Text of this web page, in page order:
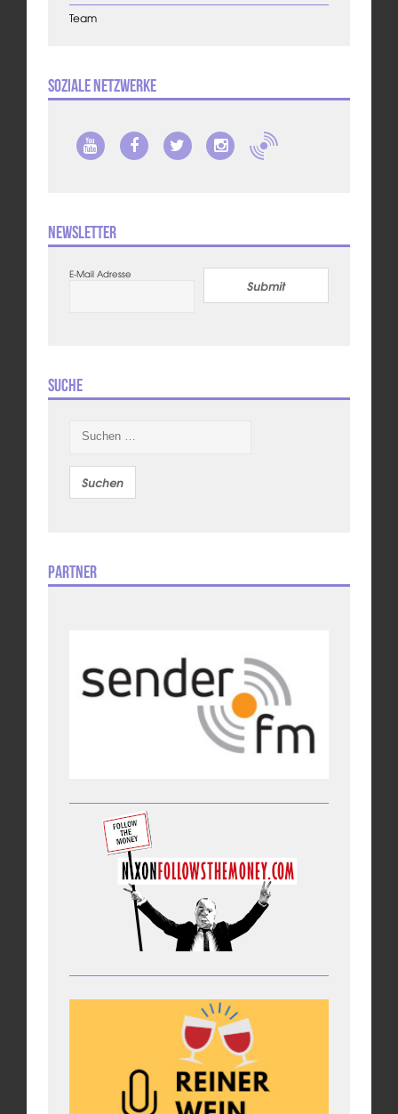
Team
Soziale Netzwerke
Newsletter
E-Mail Adresse
Submit
Suche
nach:
Partner